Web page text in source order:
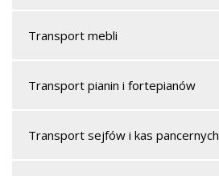
Transport mebli
Transport pianin i fortepianów
Transport sejfów i kas pancernych